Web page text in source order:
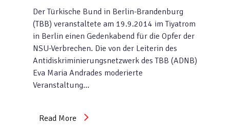
Der Türkische Bund in Berlin-Brandenburg
(TBB) veranstaltete am 19.9.2014 im Tiyatrom
in Berlin einen Gedenkabend für die Opfer der
NSU-Verbrechen. Die von der Leiterin des
Antidiskriminierungsnetzwerk des TBB (ADNB)
Eva Maria Andrades moderierte
Veranstaltung…
Read More